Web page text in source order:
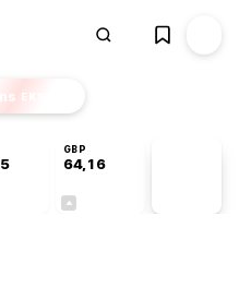
EKSTRA
GBP
64,16